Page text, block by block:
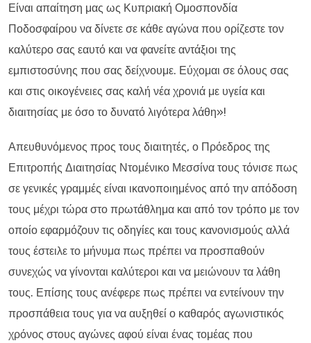
Είναι απαίτηση μας ως Κυπριακή Ομοσπονδία
Ποδοσφαίρου να δίνετε σε κάθε αγώνα που ορίζεστε τον
καλύτερο σας εαυτό και να φανείτε αντάξιοι της
εμπιστοσύνης που σας δείχνουμε. Εύχομαι σε όλους σας
και στις οικογένειες σας καλή νέα χρονιά με υγεία και
διαιτησίας με όσο το δυνατό λιγότερα λάθη»!
Απευθυνόμενος προς τους διαιτητές, ο Πρόεδρος της
Επιτροπής Διαιτησίας Ντομένικο Μεσσίνα τους τόνισε πως
σε γενικές γραμμές είναι ικανοποιημένος από την απόδοση
τους μέχρι τώρα στο πρωτάθλημα και από τον τρόπο με τον
οποίο εφαρμόζουν τις οδηγίες και τους κανονισμούς αλλά
τους έστειλε το μήνυμα πως πρέπει να προσπαθούν
συνεχώς να γίνονται καλύτεροι και να μειώνουν τα λάθη
τους. Επίσης τους ανέφερε πως πρέπει να εντείνουν την
προσπάθεια τους για να αυξηθεί ο καθαρός αγωνιστικός
χρόνος στους αγώνες αφού είναι ένας τομέας που